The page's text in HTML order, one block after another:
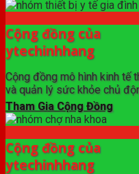
Cộng đồng của
ytechinhhang
Cộng đồng mô hình kinh tế
và quản lý sức khỏe chủ
Tham Gia Cộng Đồng
Cộng đồng của
ytechinhhang